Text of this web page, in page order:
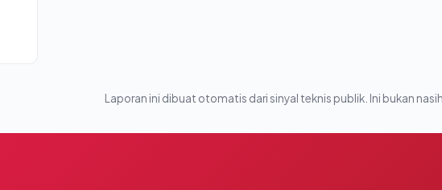
Laporan ini dibuat otomatis dari sinyal teknis publik. Ini bukan